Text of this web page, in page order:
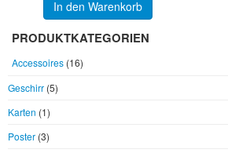
In den Warenkorb
PRODUKTKATEGORIEN
Accessoires (16)
Geschirr (5)
Karten (1)
Poster (3)